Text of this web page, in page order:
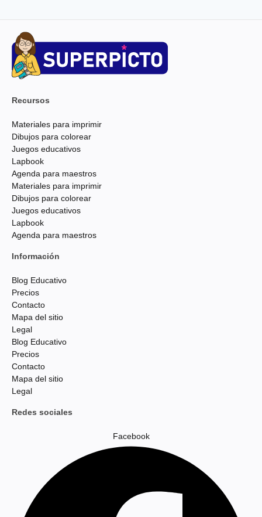
Recursos
Materiales para imprimir
Dibujos para colorear
Juegos educativos
Lapbook
Agenda para maestros
Materiales para imprimir
Dibujos para colorear
Juegos educativos
Lapbook
Agenda para maestros
Información
Blog Educativo
Precios
Contacto
Mapa del sitio
Legal
Blog Educativo
Precios
Contacto
Mapa del sitio
Legal
Redes sociales
Facebook